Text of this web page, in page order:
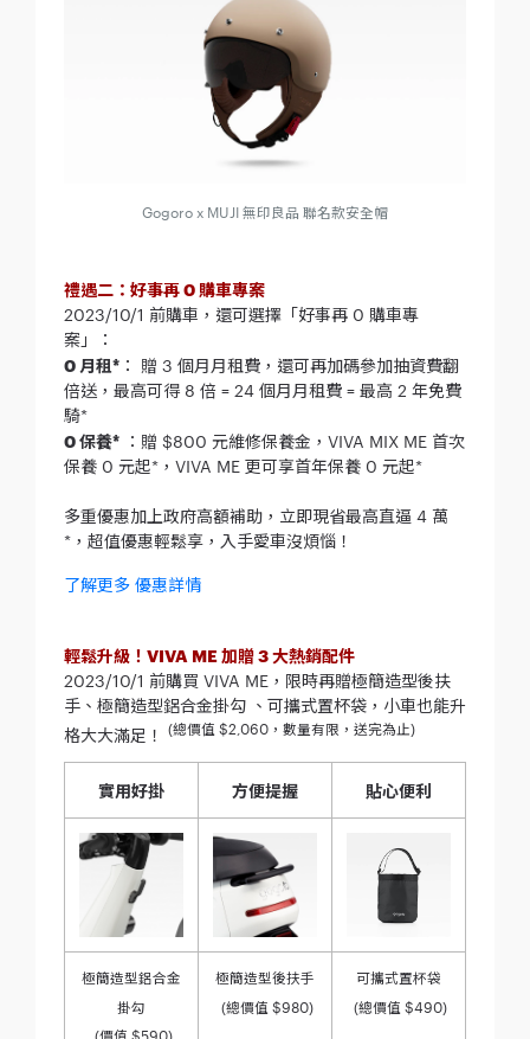
Gogoro x MUJI 無印良品 聯名款安全帽
禮遇二：好事再 0 購車專案
2023/10/1 前購車，還可選擇「好事再 0 購車專
案」：
0 月租* ： 贈 3 個月月租費，還可再加碼參加抽資費翻
倍送，最高可得 8 倍 = 24 個月月租費 = 最高 2 年免費
騎*
0 保養* ：贈 $800 元維修保養金，VIVA MIX ME 首次
保養 0 元起*，VIVA ME 更可享首年保養 0 元起*
多重優惠加上政府高額補助，立即現省最高直逼 4 萬
*，超值優惠輕鬆享，入手愛車沒煩惱！
了解更多 優惠詳情
輕鬆升級！VIVA ME 加贈 3 大熱銷配件
2023/10/1 前購買 VIVA ME，限時再贈極簡造型後扶
手、極簡造型鋁合金掛勾 、可攜式置杯袋，小車也能升
格大大滿足！ (總價值 $2,060，數量有限，送完為止)
實用好掛 方便提握 貼心便利
極簡造型鋁合金
掛勾
(價值 $590)
極簡造型後扶手
(總價值 $980)
可攜式置杯袋
(總價值 $490)